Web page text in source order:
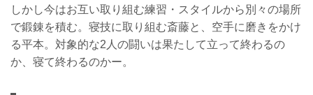
しかし今はお互い取り組む練習・スタイルから別々の場所
で鍛錬を積む。寝技に取り組む斎藤と、空手に磨きをかけ
る平本。対象的な2人の闘いは果たして立って終わるの
か、寝て終わるのかー。